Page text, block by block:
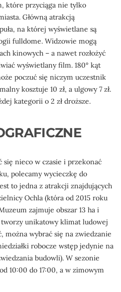
które przyciąga nie tylko
Główną atrakcją
na której wyświetlane są
fulldome. Widzowie mogą
kinowych – a nawet rozłożyć
wyświetlany film. 180° kąt
poczuć się niczym uczestnik
kosztuje 10 zł, a ulgowy 7 zł.
kategorii o 2 zł droższe.
nieco w czasie i przekonać
polecamy wycieczkę do
to jedna z atrakcji znajdujących
Ochla (która od 2015 roku
zajmuje obszar 13 ha i
unikatowy klimat ludowej
można wybrać się na zwiedzanie
robocze wstęp jedynie na
budowli). W sezonie
10:00 do 17:00, a w zimowym